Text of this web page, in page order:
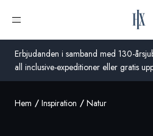
Erbjudanden i samband med 130-
all inclusive-expeditioner eller gratis
Öppna meny
Global
Hem Inspiration Natur